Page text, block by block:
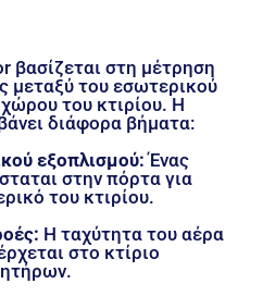
βασίζεται στη μέτρηση
μεταξύ του εσωτερικού
του κτιρίου. Η
διάφορα βήματα:
εξοπλισμού:Ένας
στην πόρτα για
του κτιρίου.
Η ταχύτητα του αέρα
στο κτίριο